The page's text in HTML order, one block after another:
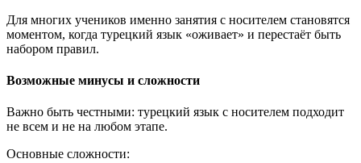
Для многих учеников именно занятия с носителем становятся
моментом, когда турецкий язык «оживает» и перестаёт быть
набором правил.
Возможные минусы и сложности
Важно быть честными: турецкий язык с носителем подходит
не всем и не на любом этапе.
Основные сложности: